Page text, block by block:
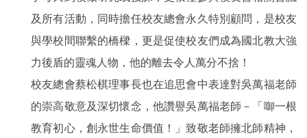
及所有活動，同時擔任校友總會永久特別顧問，是校友
與學校間聯繫的橋樑，更是促使校友們成為國北教大強
力後盾的靈魂人物，他的離去令人萬分不捨！
校友總會蔡松棋理事長也在追思會中表達對吳萬福老師
的崇高敬意及深切懷念，他讚譽吳萬福老師－「啣一根
教育初心，創永世生命價值！」致敬老師擁北師精神，